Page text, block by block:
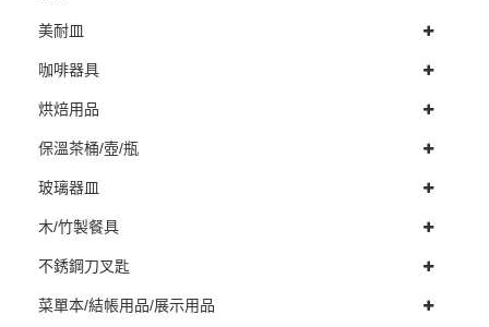
美耐皿
咖啡器具
烘焙用品
保溫茶桶/壺/瓶
玻璃器皿
木/竹製餐具
不銹鋼刀叉匙
菜單本/結帳用品/展示用品